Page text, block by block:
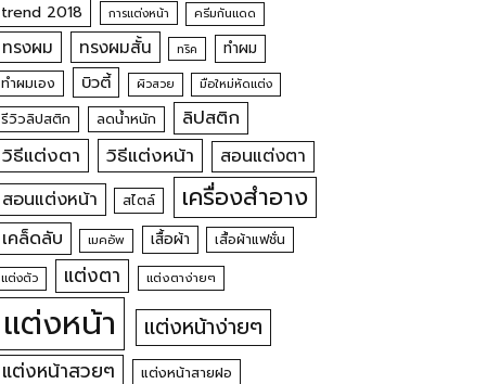
trend 2018 การแต่งหน้า ครีมกันแดด
ทรงผม ทรงผมสั้น ทริค ทำผม
ทำผมเอง บิวตี้ ผิวสวย มือใหม่หัดแต่ง
รีวิวลิปสติก ลดน้ำหนัก ลิปสติก
วิธีแต่งตา วิธีแต่งหน้า สอนแต่งตา
สอนแต่งหน้า สไตล์ เครื่องสำอาง
เคล็ดลับ เมคอัพ เสื้อผ้า เสื้อผ้าแฟชั่น
แต่งตัว แต่งตา แต่งตาง่ายๆ
แต่งหน้า แต่งหน้าง่ายๆ
แต่งหน้าสวยๆ
แต่งหน้าสายฝอ